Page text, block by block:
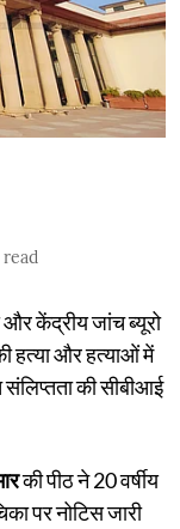
केंद्रीय जांच ब्यूरो
हत्या और हत्याओं में
की सीबीआई
की पीठ ने 20 वर्षीय
पर नोटिस जारी